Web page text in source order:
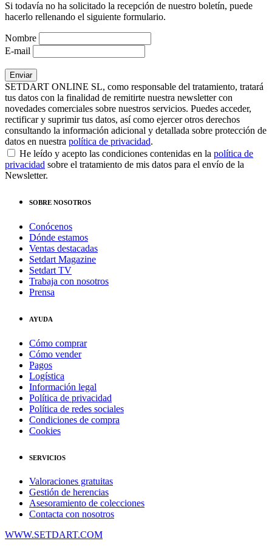
Si todavía no ha solicitado la recepción de nuestro boletín, puede
hacerlo rellenando el siguiente formulario.
Nombre
E-mail
SETDART ONLINE SL, como responsable del tratamiento, tratará
tus datos con la finalidad de remitirte nuestra newsletter con
novedades comerciales sobre nuestros servicios. Puedes acceder,
rectificar y suprimir tus datos, así como ejercer otros derechos
consultando la información adicional y detallada sobre protección de
datos en nuestra política de privacidad.
He leído y acepto las condiciones contenidas en la política de
privacidad sobre el tratamiento de mis datos para el envío de la
Newsletter.
SOBRE NOSOTROS
Conócenos
Dónde estamos
Ventas destacadas
Setdart Magazine
Setdart TV
Trabaja con nosotros
Prensa
AYUDA
Cómo comprar
Cómo vender
Pagos
Logística
Información legal
Política de privacidad
Política de redes sociales
Condiciones de compra
Cookies
SERVICIOS
Valoraciones gratuitas
Gestión de herencias
Asesoramiento de colecciones
Contacta con nosotros
WWW.SETDART.COM